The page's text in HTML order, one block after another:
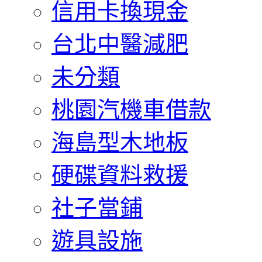
信用卡換現金
台北中醫減肥
未分類
桃園汽機車借款
海島型木地板
硬碟資料救援
社子當鋪
遊具設施